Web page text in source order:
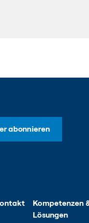
abonnieren
Kompetenzen
Lösungen